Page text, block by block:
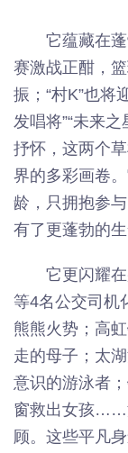
它蕴藏在
赛激战正酣，
振；“村K”也将
发唱将”“未来
抒怀，这两个
界的多彩画卷
龄，只拥抱参
有了更蓬勃的生
它更闪耀
等4名公交司机
熊熊火势；高
走的母子；太
意识的游泳者
窗救出女孩……
顾。这些平凡